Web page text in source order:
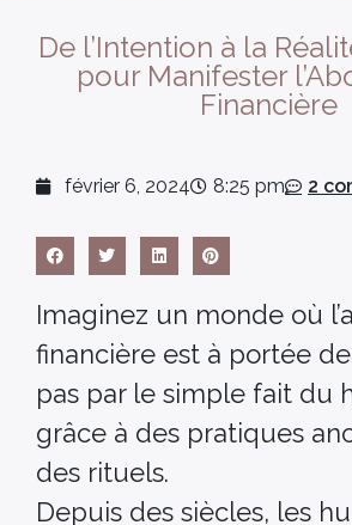
De l’Intention à la
pour Manifester
Financière
février 6, 2024 8:25 pm 2
Imaginez un monde où
financière est à portée
pas par le simple fait du
grâce à des pratiques
des rituels.
Depuis des siècles, les